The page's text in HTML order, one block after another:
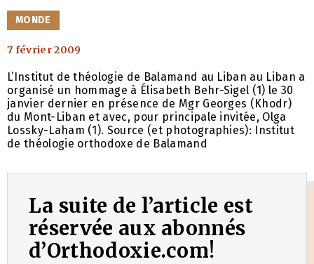
CATÉGORIES
MONDE
7 février 2009
L’Institut de théologie de Balamand au Liban au Liban a
organisé un hommage à Élisabeth Behr-Sigel (1) le 30
janvier dernier en présence de Mgr Georges (Khodr)
du Mont-Liban et avec, pour principale invitée, Olga
Lossky-Laham (1). Source (et photographies): Institut
de théologie orthodoxe de Balamand
La suite de l’article est
réservée aux abonnés
d’Orthodoxie.com!